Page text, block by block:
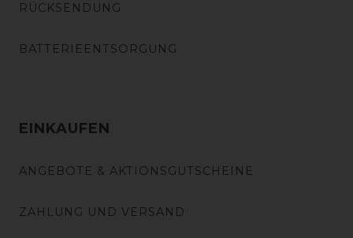
RÜCKSENDUNG
BATTERIEENTSORGUNG
EINKAUFEN
ANGEBOTE & AKTIONSGUTSCHEINE
ZAHLUNG UND VERSAND